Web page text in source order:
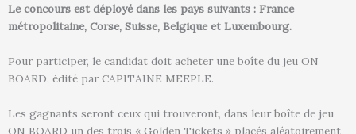
Le concours est déployé dans les pays suivants : France
métropolitaine, Corse, Suisse, Belgique et Luxembourg.
Pour participer, le candidat doit acheter une boîte du jeu ON
BOARD, édité par CAPITAINE MEEPLE.
Les gagnants seront ceux qui trouveront, dans leur boîte de jeu
ON BOARD un des trois « Golden Tickets » placés aléatoirement